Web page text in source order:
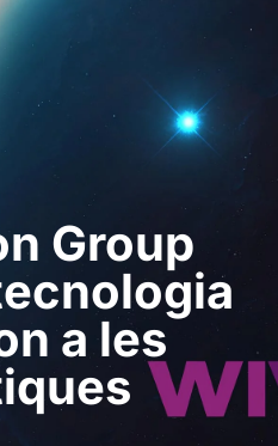
Sol · licita una
demostració
Group
a les